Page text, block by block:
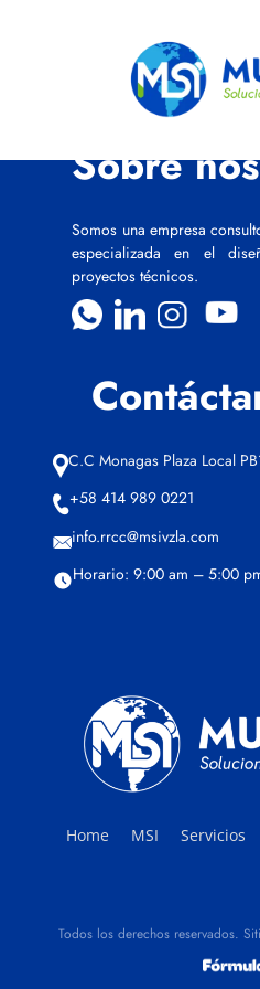
Sobre
Somos una empresa
especializada en el
proyectos técnicos.
C.C Monagas Plaza Local
+58 414 989 0221
info.rrcc@msivzla.com
Horario: 9:00 am – 5:00
Home MSI Servicios
Todos los derechos reservados.